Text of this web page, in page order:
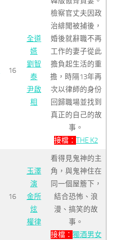
16
全道
嬿
劉智
泰
尹啟
相
檢察官丈夫因政
治緋聞被捕後，
婚後就辭職不再
工作的妻子從此
擔負起生活的重
擔，時隔13年再
次以律師的身份
回歸職場並找到
真正的自己的故
事。
接檔： THE K2
16
玉澤
演
金所
炫
權律
看得見鬼神的主
角，與鬼神住在
同一個屋簷下，
結合恐怖、浪
漫、搞笑的故
事。
接檔： 獨酒男女